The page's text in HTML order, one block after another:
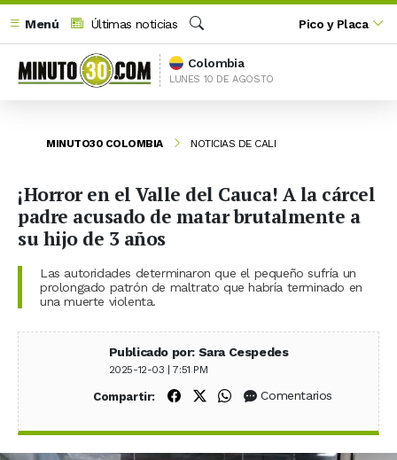
Menú
Últimas noticias
Buscar
Pico y Placa
Colombia
LUNES 10 DE AGOSTO
MINUTO30 COLOMBIA NOTICIAS DE CALI
¡Horror en el Valle del Cauca! A la cárcel
padre acusado de matar brutalmente a
su hijo de 3 años
Las autoridades determinaron que el pequeño sufría un
prolongado patrón de maltrato que habría terminado en
una muerte violenta.
Publicado por: Sara Cespedes
2025-12-03 | 7:51 PM
Compartir: Compartir en Facebook
Compartir en X (Twitter)
Compartir en WhatsApp
Comentarios